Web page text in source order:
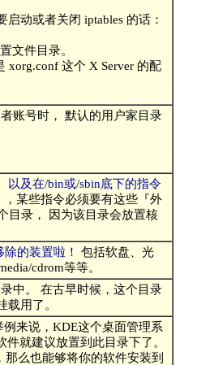
动或者关闭 iptables 的话：
文件目录。
xorg.conf 这个 X Server 的配
账号时， 默认的用户家目录
以及在/bin或/sbin底下的指令
某些指令必须要有这些『外
目录， 因为该目录会放置核
的装置啦！
包括软盘、光
cdrom等等。
中。 在古早时候，这个目录
载用了。
来说，KDE这个桌面管理系
就建议放置到此目录下了。
么也能够将你的软件安装到